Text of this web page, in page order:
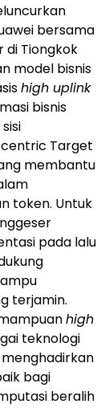
bersama
Tiongkok
model bisnis
high uplink
bisnis
Target
membantu
token. Untuk
pada lalu
terjamin.
high
teknologi
bagi
beralih